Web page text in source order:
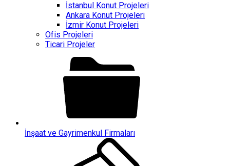
İstanbul Konut Projeleri
Ankara Konut Projeleri
İzmir Konut Projeleri
Ofis Projeleri
Ticari Projeler
İnşaat ve Gayrimenkul Firmaları